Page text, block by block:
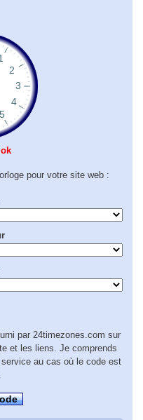
pour votre site web :
par 24timezones.com sur
et les liens. Je comprends
au cas où le code est